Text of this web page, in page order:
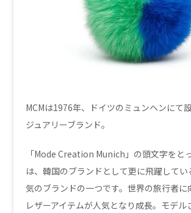
MCMは1976年、ドイツのミュンヘンにて
ジュアリーブランド。
「Mode Creation Munich」の頭文字をと
は、韓国のブランドとして更に飛躍してい
気のブランドの一つです。世界の旅行者に
レザーアイテムが人気となり成長。モデル